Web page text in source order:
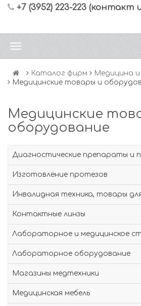
+7 (3952) 223-223 (контакт
Каталог фирм
Медицина
Медицинские товары и
Медицинские
оборудование
Диагностические препараты и
Изготовление протезов
Инвалидная техника, товары
Контактные линзы
Лабораторное и медицинское
Лабораторное оборудование
Магазины медтехники
Медицинская мебель